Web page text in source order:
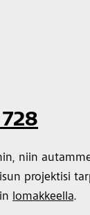
niin
projektisi
lomakkeella.